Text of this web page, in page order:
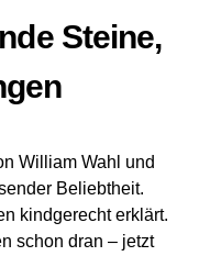
Steine,
William Wahl und
Beliebtheit.
kindgerecht erklärt.
schon dran – jetzt